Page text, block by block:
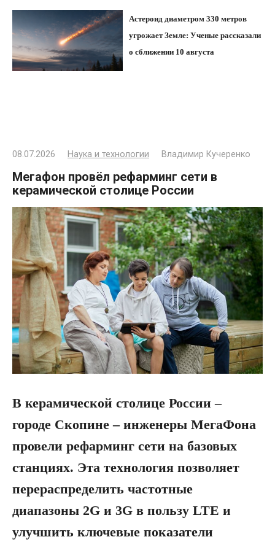
Астероид диаметром 330 метров
угрожает Земле: Ученые рассказали
о сближении 10 августа
08.07.2026 Наука и технологии Владимир Кучеренко
Мегафон провёл рефарминг сети в
керамической столице России
В керамической столице России –
городе Скопине – инженеры МегаФона
провели рефарминг сети на базовых
станциях. Эта технология позволяет
перераспределить частотные
диапазоны 2G и 3G в пользу LTE и
улучшить ключевые показатели